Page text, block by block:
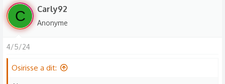
s
é
c
C Carly92
Anonyme
4/5/24
Osirisse a dit: